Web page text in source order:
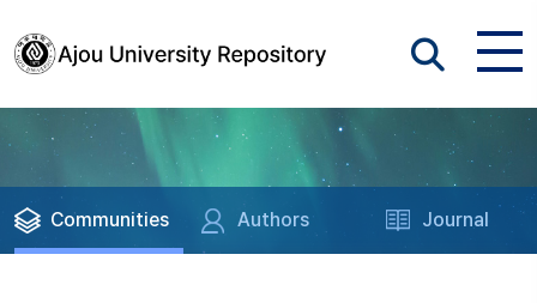
Communities Authors Journal